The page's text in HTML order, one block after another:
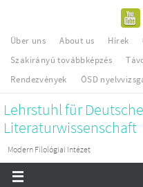
Über uns About us Hírek
Szakirányú továbbképzés
Rendezvények
ÖSD
Lehrstuhl für
Literaturwissenschaft
Modern Filológiai Intézet